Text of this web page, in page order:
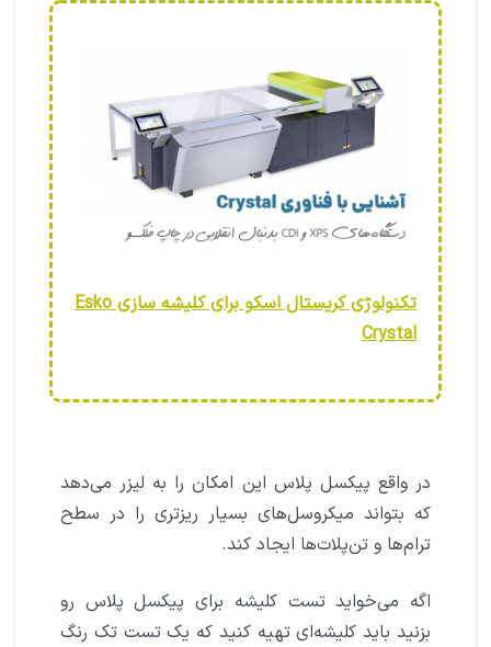
تکنولوژی کریستال اسکو برای کلیشه سازی Esko
Crystal
در واقع پیکسل‌ پلاس این امکان را به لیزر می‌دهد
که بتواند میکروسل‌های بسیار ریزتری را در سطح
ترام‌ها و تن‌پلات‌ها ایجاد کند.
اگه می‌خواید تست کلیشه برای پیکسل‌ پلاس رو
بزنید باید کلیشه‌ای تهیه کنید که یک تست تک رنگ